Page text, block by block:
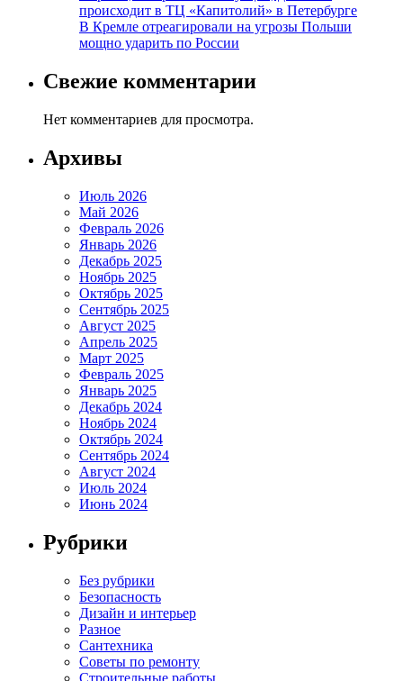
происходит в ТЦ «Капитолий» в Петербурге
В Кремле отреагировали на угрозы Польши
мощно ударить по России
Свежие комментарии
Нет комментариев для просмотра.
Архивы
Июль 2026
Май 2026
Февраль 2026
Январь 2026
Декабрь 2025
Ноябрь 2025
Октябрь 2025
Сентябрь 2025
Август 2025
Апрель 2025
Март 2025
Февраль 2025
Январь 2025
Декабрь 2024
Ноябрь 2024
Октябрь 2024
Сентябрь 2024
Август 2024
Июль 2024
Июнь 2024
Рубрики
Без рубрики
Безопасность
Дизайн и интерьер
Разное
Сантехника
Советы по ремонту
Строительные работы